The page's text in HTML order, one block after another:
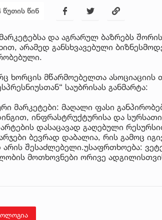
წუთის წინ
და აგრარულ ბაზრებს
არამედ განსხვავებული
ხორცის მწარმოებელთა ასოციაციის
საუბრისას განმარტა:
მარკეტები: მაღალი ფასი
ინფრასტრუქტურისა და
დასაცავად გაღებული
ბევრად დაბალია, რის გამოც
არის შესაძლებელი.უსაფრთხოება:
მოთხოვნები ორივე